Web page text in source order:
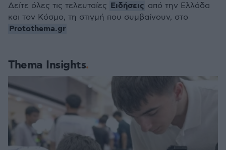
Thema Insights
Δείτε όλες τις τελευταίες Ειδήσεις από την Ελλάδα
και τον Κόσμο, τη στιγμή που συμβαίνουν, στο
Protothema.gr